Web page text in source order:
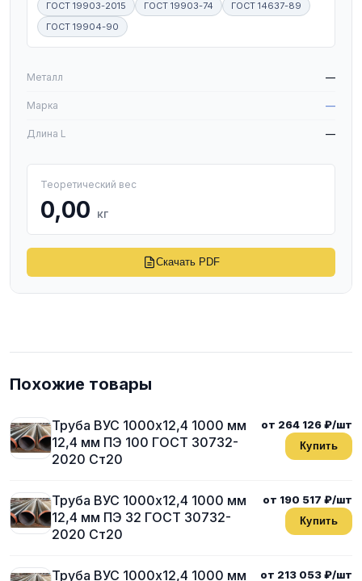
ГОСТ 19903-2015 ГОСТ 19903-74
ГОСТ 14637-89
ГОСТ 19904-90
Металл —
Марка —
Длина L —
Теоретический вес
0,00 кг
Скачать PDF
Похожие товары
Труба ВУС 1000х12,4 1000 мм
12,4 мм ПЭ 100 ГОСТ 30732-
2020 Ст20
от 264 126 ₽/шт
Купить
Труба ВУС 1000х12,4 1000 мм
12,4 мм ПЭ 32 ГОСТ 30732-
2020 Ст20
от 190 517 ₽/шт
Купить
Труба ВУС 1000х12,4 1000 мм
от 213 053 ₽/шт